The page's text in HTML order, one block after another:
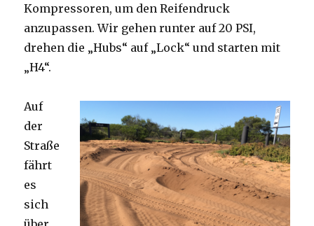
Kompressoren, um den Reifendruck
anzupassen. Wir gehen runter auf 20 PSI,
drehen die „Hubs“ auf „Lock“ und starten mit
„H4“.
Auf
der
Straße
fährt
es
sich